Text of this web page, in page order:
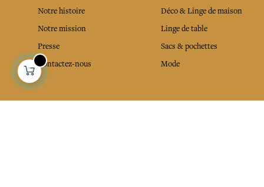
Notre histoire
Notre mission
Presse
Contactez-nous
Déco & Linge de maison
Linge de table
Sacs & pochettes
Mode